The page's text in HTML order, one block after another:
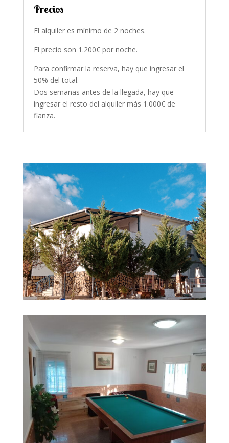
Precios
El alquiler es mínimo de 2 noches.
El precio son 1.200€ por noche.
Para confirmar la reserva, hay que ingresar el
50% del total.
Dos semanas antes de la llegada, hay que
ingresar el resto del alquiler más 1.000€ de
fianza.